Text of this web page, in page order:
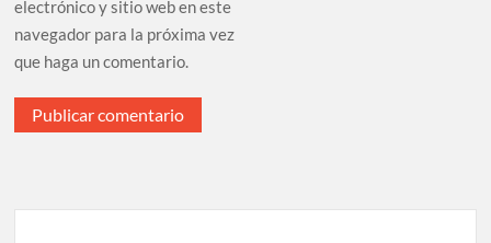
electrónico y sitio web en este
navegador para la próxima vez
que haga un comentario.